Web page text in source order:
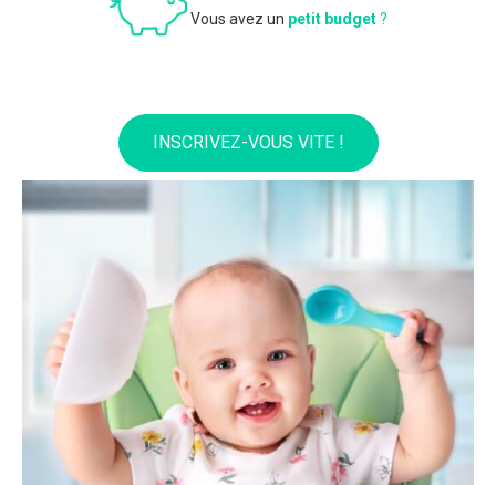
Vous avez un petit budget?
INSCRIVEZ-VOUS VITE !